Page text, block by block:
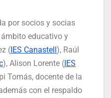
por socios y socias
educativo y
(IES Canastell), Raúl
), Alison Lorente (IES
Tomás, docente de la
con el respaldo